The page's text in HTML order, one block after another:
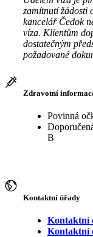
zamítnutí žádosti
kancelář Čedok
víza. Klientům
dostatečným
požadované
Zdravotní
Povinná
B
Kontaktní úřady
Kontaktní
Kontaktní